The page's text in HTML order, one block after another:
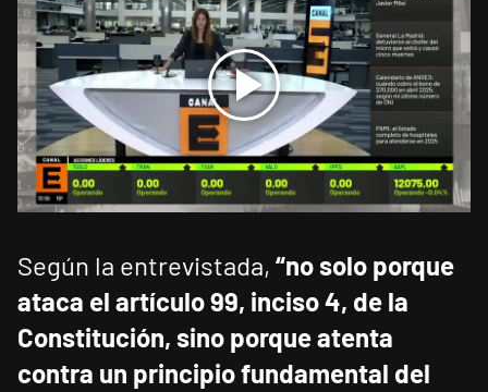
Según la entrevistada, “no solo porque
ataca el artículo 99, inciso 4, de la
Constitución, sino porque atenta
contra un principio fundamental del